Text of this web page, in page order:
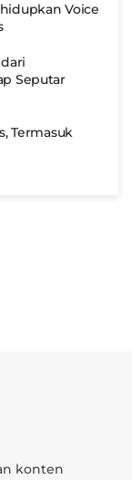
Voice
Seputar
Termasuk
konten